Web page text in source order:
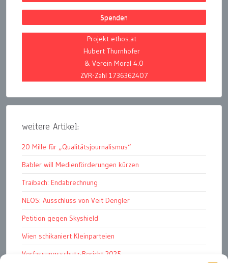
Spenden
Projekt ethos.at
Hubert Thurnhofer
& Verein Moral 4.0
ZVR-Zahl 1736362407
weitere Artikel:
20 Mille für „Qualitätsjournalismus“
Babler will Medienförderungen kürzen
Traibach: Endabrechnung
NEOS: Ausschluss von Veit Dengler
Petition gegen Skyshield
Wien schikaniert Kleinparteien
Verfassungsschutz-Bericht 2025